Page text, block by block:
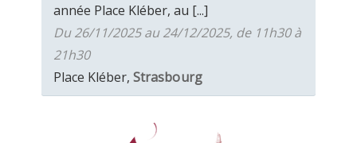
année Place Kléber, au [...]
Du 26/11/2025 au 24/12/2025, de 11h30 à
21h30
Place Kléber, Strasbourg